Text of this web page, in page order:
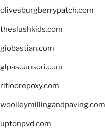
olivesburgberrypatch.com
theslushkids.com
giobastian.com
glpascensori.com
rifloorepoxy.com
woolleymillingandpaving.com
uptonpvd.com